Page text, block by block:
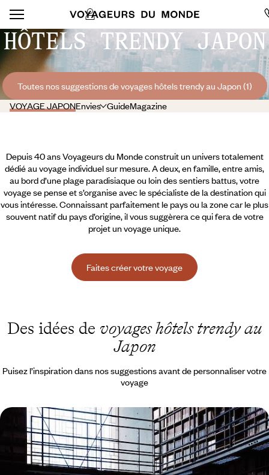
HÔTELS TRENDY JAPON
Toutes nos suggestions de voyages hôtels trendy au Japon (1)
VOYAGE JAPONEnvies GuideMagazine
Depuis 40 ans Voyageurs du Monde construit un univers totalement
dédié au voyage individuel sur mesure. A deux, en famille, entre amis,
au bord d’une plage paradisiaque ou loin des sentiers battus, votre
voyage se pense et s’organise avec le spécialiste de la destination qui
vous intéresse. Connaissant parfaitement le pays ou la zone car le plus
souvent natif du pays d’origine, il vous suggèrera ce qui fera de votre
projet un voyage unique.
Faites créer votre voyage
Des idées de voyages hôtels trendy au
Japon
Puisez l’inspiration dans nos suggestions avant de personnaliser votre
voyage
Regards d’architectes et hôtels à part - Un Japon
pour esthètes
Une aventure esthétique pour expérimenter, en privilégiés, une
harmonie et un art de vivre purement nippons